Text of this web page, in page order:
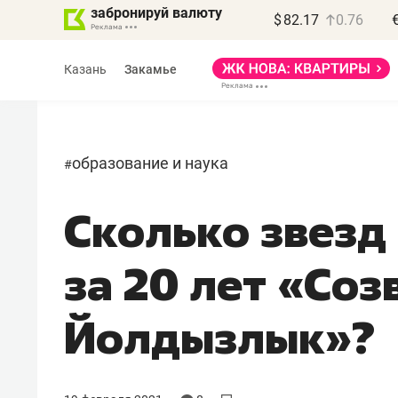
забронируй валюту $ 82.17 0.76
Казань Закамье
#образование и наука
Сколько
за 20 лет
Йолдызлык»?
Василь Мазитов
МАРТ
«Не зная местных
правил, бизнес может
потерять минимум